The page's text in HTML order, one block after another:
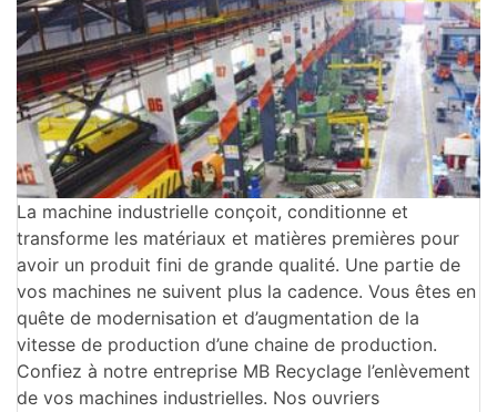
La machine industrielle conçoit, conditionne et
transforme les matériaux et matières premières pour
avoir un produit fini de grande qualité. Une partie de
vos machines ne suivent plus la cadence. Vous êtes en
quête de modernisation et d’augmentation de la
vitesse de production d’une chaine de production.
Confiez à notre entreprise MB Recyclage l’enlèvement
de vos machines industrielles. Nos ouvriers